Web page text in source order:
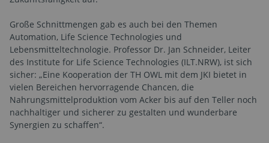
Große Schnittmengen gab es auch bei den Themen
Automation, Life Science Technologies und
Lebensmitteltechnologie. Professor Dr. Jan Schneider, Leiter
des Institute for Life Science Technologies (ILT.NRW), ist sich
sicher: „Eine Kooperation der TH OWL mit dem JKI bietet in
vielen Bereichen hervorragende Chancen, die
Nahrungsmittelproduktion vom Acker bis auf den Teller noch
nachhaltiger und sicherer zu gestalten und wunderbare
Synergien zu schaffen“.